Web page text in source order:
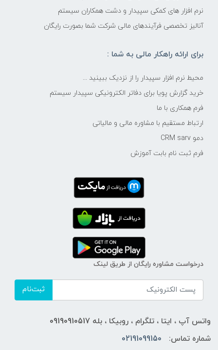
نرم افزار های کمکی سپیدار و دشت همکاران سیستم
آنالیز تخصصی فرآیندهای مالی شرکت شما بصورت رایگان
برای ارائه راهکار مالی به شما :
محیط نرم افزار سپیدار را از نزدیک ببینید ...
خرید گزارش پویا برای دفاتر الکترونیکی سپیدار سیستم
فرم همکاری با ما
ارتباط مستقیم با مشاوره مالی و مالیاتی
دمو CRM sarv
فرم ثبت نام بابت آموزش
درخواست مشاوره رایگان از طریق لینک
ثبت‌نام
واتس آپ ، ایتا ، تلگرام ، روبیکا ، بله 09190910517
شماره تماس:
02191099150